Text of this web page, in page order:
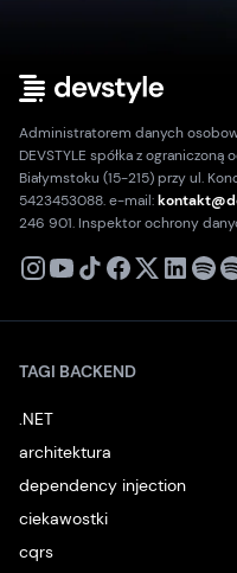
Administratorem danych
DEVSTYLE spółka z
Białymstoku (15-215) przy ul.
5423453088. e-mail:
246 901. Inspektor ochrony
X
TAGI BACKEND
.NET
architektura
dependency injection
ciekawostki
cqrs